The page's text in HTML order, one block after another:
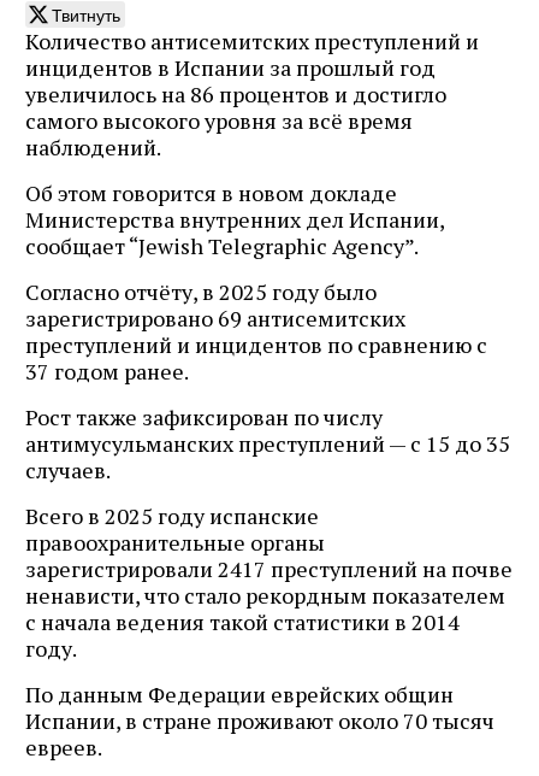
Твитнуть
Количество антисемитских преступлений и
инцидентов в Испании за прошлый год
увеличилось на 86 процентов и достигло
самого высокого уровня за всё время
наблюдений.
Об этом говорится в новом докладе
Министерства внутренних дел Испании,
сообщает “Jewish Telegraphic Agency”.
Согласно отчёту, в 2025 году было
зарегистрировано 69 антисемитских
преступлений и инцидентов по сравнению с
37 годом ранее.
Рост также зафиксирован по числу
антимусульманских преступлений — с 15 до 35
случаев.
Всего в 2025 году испанские
правоохранительные органы
зарегистрировали 2417 преступлений на почве
ненависти, что стало рекордным показателем
с начала ведения такой статистики в 2014
году.
По данным Федерации еврейских общин
Испании, в стране проживают около 70 тысяч
евреев.